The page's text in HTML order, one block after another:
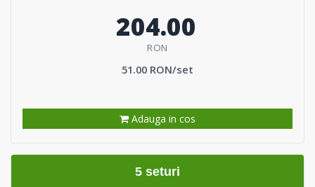
204.00
RON
51.00 RON/set
Adauga in cos
5 seturi